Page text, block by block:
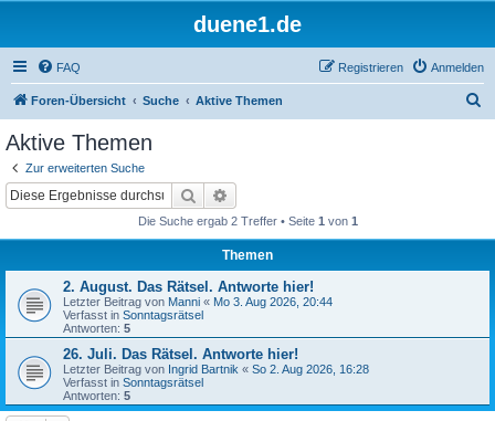
duene1.de
FAQ Anmelden
Registrieren
Foren-Übersicht Suche Aktive Themen
Aktive Themen
Zur erweiterten Suche
Suche
Die Suche ergab 2 Treffer • Seite 1 von 1
Themen
2. August. Das Rätsel. Antworte hier!
Letzter Beitrag von Manni « Mo 3. Aug 2026, 20:44
Verfasst in Sonntagsrätsel
Antworten: 5
26. Juli. Das Rätsel. Antworte hier!
Letzter Beitrag von Ingrid Bartnik « So 2. Aug 2026, 16:28
Verfasst in Sonntagsrätsel
Antworten: 5